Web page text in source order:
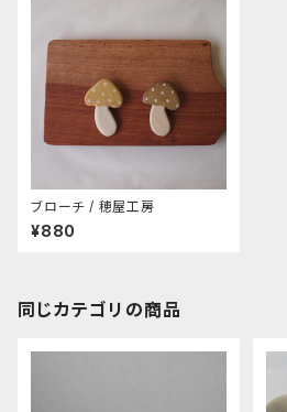
ブローチ / 穂屋工房
¥880
同じカテゴリの商品